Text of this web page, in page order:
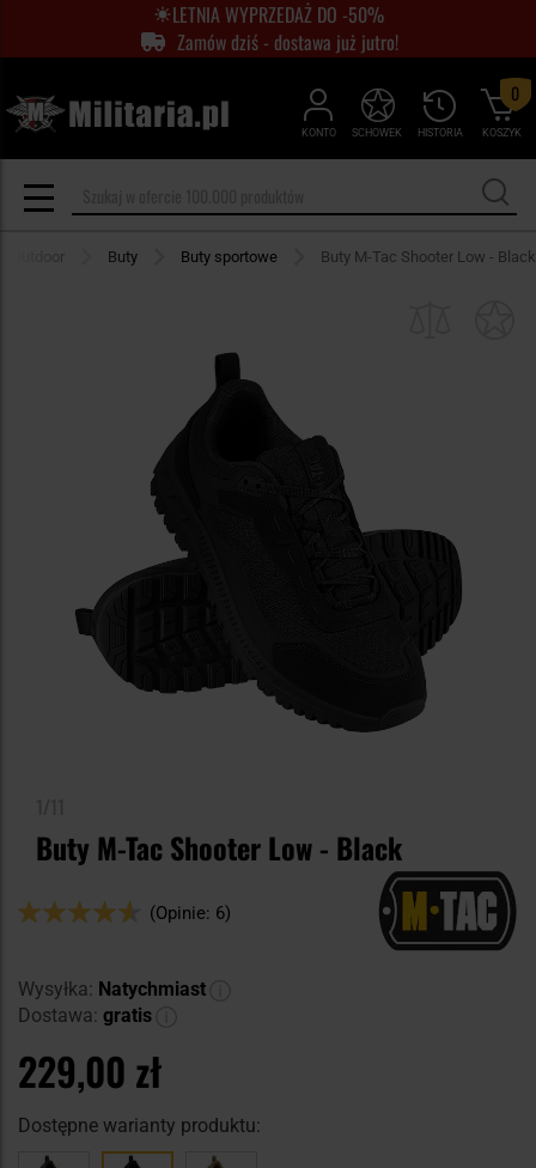
LETNIA WYPRZEDAŻ DO -50%
Zamów dziś - dostawa już jutro!
KONTO HISTORIA
SCHOWEK KOSZYK
0
Outdoor Buty Buty sportowe Buty M-Tac Shooter Low - Black
Buty M-Tac Shooter Low - Black
Ocena:
(Opinie: 6)
Wysyłka: Natychmiast
Dostawa: gratis
229,00 zł
Dostępne warianty produktu: